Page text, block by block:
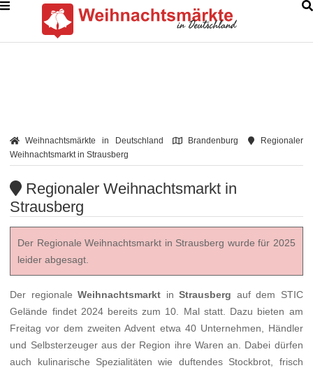
Weihnachtsmärkte in Deutschland Brandenburg
Regionaler
Weihnachtsmarkt in Strausberg
Regionaler Weihnachtsmarkt in
Strausberg
Der Regionale Weihnachtsmarkt in Strausberg wurde für 2025
leider abgesagt.
Der regionaleWeihnachtsmarkt inStrausberg auf dem STIC
Gelände findet 2024 bereits zum 10. Mal statt. Dazu bieten am
Freitag vor dem zweiten Advent etwa 40 Unternehmen, Händler
und Selbsterzeuger aus der Region ihre Waren an. Dabei dürfen
auch kulinarische Spezialitäten wie duftendes Stockbrot, frisch